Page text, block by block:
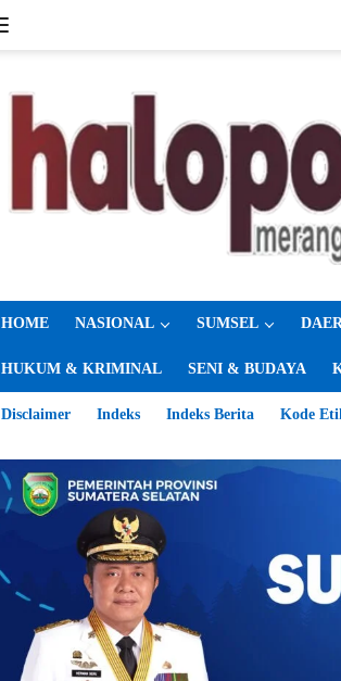
HOME NASIONAL SUMSEL
HUKUM & KRIMINAL SENI & BUDAYA
Disclaimer Indeks Indeks Berita Kode